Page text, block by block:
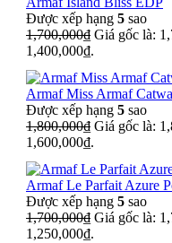
Được xếp hạng 5 sao
1,700,000₫ Giá gốc là:
1,400,000₫.
Armaf Miss Armaf
Được xếp hạng 5 sao
1,800,000₫ Giá gốc là:
1,600,000₫.
Armaf Le Parfait Azure
Được xếp hạng 5 sao
1,700,000₫ Giá gốc là:
1,250,000₫.